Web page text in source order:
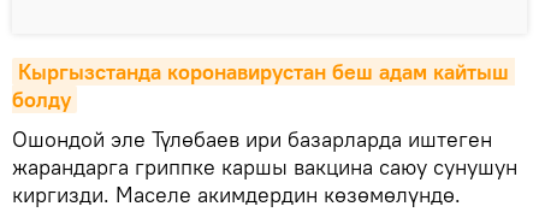
Кыргызстанда коронавирустан беш адам кайтыш
болду
Ошондой эле Түлөбаев ири базарларда иштеген
жарандарга гриппке каршы вакцина саюу сунушун
киргизди. Маселе акимдердин көзөмөлүндө.